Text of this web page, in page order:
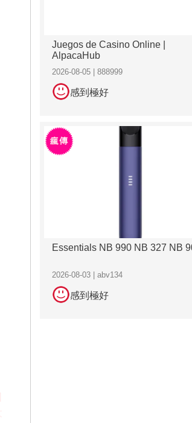
Juegos de Casino Online |
AlpacaHub
2026-08-05 | 888999
感到極好
Essentials NB 990 NB 327 NB
2026-08-03 | abv134
感到極好